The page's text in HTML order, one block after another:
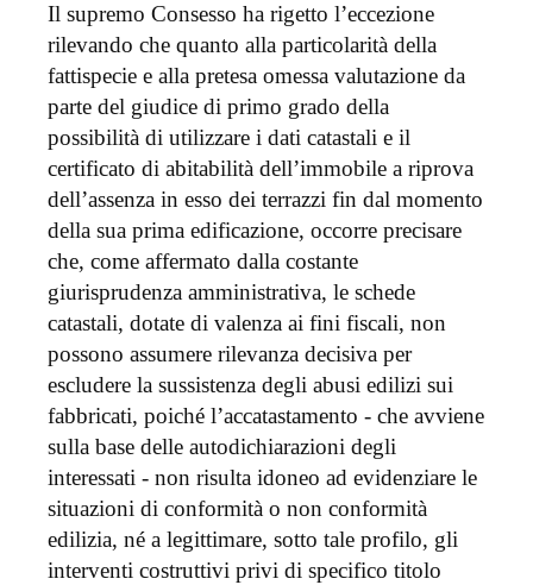
Il supremo Consesso ha rigetto l’eccezione
rilevando che quanto alla particolarità della
fattispecie e alla pretesa omessa valutazione da
parte del giudice di primo grado della
possibilità di utilizzare i dati catastali e il
certificato di abitabilità dell’immobile a riprova
dell’assenza in esso dei terrazzi fin dal momento
della sua prima edificazione, occorre precisare
che, come affermato dalla costante
giurisprudenza amministrativa, le schede
catastali, dotate di valenza ai fini fiscali, non
possono assumere rilevanza decisiva per
escludere la sussistenza degli abusi edilizi sui
fabbricati, poiché l’accatastamento - che avviene
sulla base delle autodichiarazioni degli
interessati - non risulta idoneo ad evidenziare le
situazioni di conformità o non conformità
edilizia, né a legittimare, sotto tale profilo, gli
interventi costruttivi privi di specifico titolo